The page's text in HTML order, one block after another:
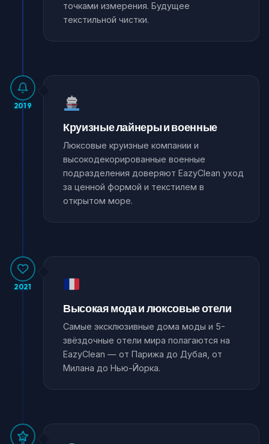
точками измерения. Будущее
текстильной чистки.
2019
Круизные лайнеры и военные
Люксовые круизные компании и
высокодекорированные военные
подразделения доверяют EazyClean уход
за ценной формой и текстилем в
открытом море.
2021
Высокая мода и люксовые отели
Самые эксклюзивные дома моды и 5-
звёздочные отели мира полагаются на
EazyClean — от Парижа до Дубая, от
Милана до Нью-Йорка.